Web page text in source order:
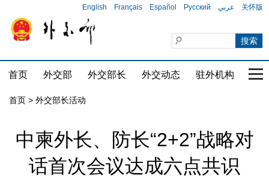
English Français Español Русский عربي 关怀版
首页 外交部 外交部长 外交动态 驻外机构 国
首页 > 外交部长活动
中柬外长、防长“2+2”战略对
话首次会议达成六点共识